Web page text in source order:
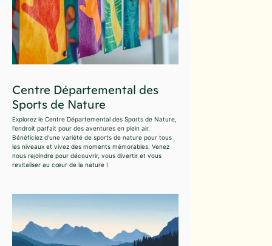
Centre Départemental des
Sports de Nature
Explorez le Centre Départemental des Sports de Nature,
l'endroit parfait pour des aventures en plein air.
Bénéficiez d'une variété de sports de nature pour tous
les niveaux et vivez des moments mémorables. Venez
nous rejoindre pour découvrir, vous divertir et vous
revitaliser au cœur de la nature !